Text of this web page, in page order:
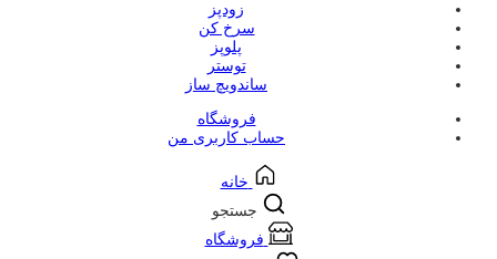
زودپز
سرخ کن
پلوپز
توستر
ساندویچ ساز
فروشگاه
حساب کاربری من
خانه
جستجو
فروشگاه